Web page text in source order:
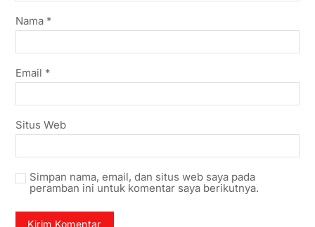
Nama *
Email *
Situs Web
Simpan nama, email, dan situs web saya pada
peramban ini untuk komentar saya berikutnya.